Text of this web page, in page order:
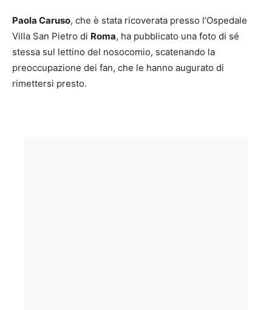
Paola Caruso, che è stata ricoverata presso l’Ospedale
Villa San Pietro di Roma, ha pubblicato una foto di sé
stessa sul lettino del nosocomio, scatenando la
preoccupazione dei fan, che le hanno augurato di
rimettersi presto.